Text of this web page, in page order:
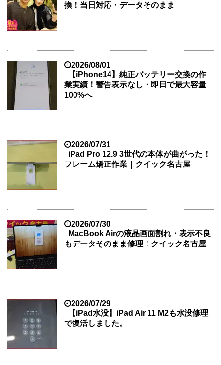
換！当日対応・データそのまま
2026/08/01
【iPhone14】純正バッテリー交換の作
業実績！警告表示なし・即日で最大容量
100%へ
2026/07/31
iPad Pro 12.9 3世代の本体が曲がった！
フレーム矯正作業｜クイック名古屋
2026/07/30
MacBook Airの液晶画面割れ・表示不良
もデータそのまま修理！クイック名古屋
2026/07/29
【iPad水没】iPad Air 11 M2も水没修理
で復活しました。